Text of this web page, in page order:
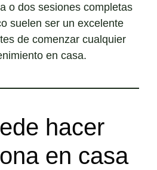
o dos sesiones completas
suelen ser un excelente
de comenzar cualquier
en casa.
hacer
en casa